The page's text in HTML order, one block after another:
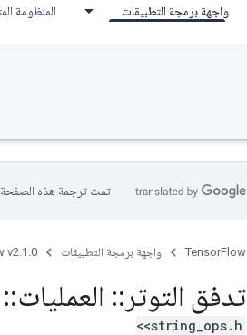
واجهة برمجة التطبيقات المنظومة
تمت ترجمة هذه
TensorFlow واجهة برمجة التطبيقات v2.1.0
تدفق التوتر :: العمليات::
<string_ops.h>